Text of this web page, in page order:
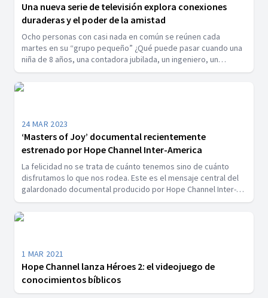
Una nueva serie de televisión explora conexiones
duraderas y el poder de la amistad
Ocho personas con casi nada en común se reúnen cada
martes en su “grupo pequeño” ¿Qué puede pasar cuando una
niña de 8 años, una contadora jubilada, un ingeniero, un
maestro de francés y un pingüino están bajo el mismo techo?
Descúbrelo en “Conocidos”
24 MAR 2023
‘Masters of Joy’ documental recientemente
estrenado por Hope Channel Inter-America
La felicidad no se trata de cuánto tenemos sino de cuánto
disfrutamos lo que nos rodea. Este es el mensaje central del
galardonado documental producido por Hope Channel Inter-
América en asocio con GAiN Europa.
1 MAR 2021
Hope Channel lanza Héroes 2: el videojuego de
conocimientos bíblicos